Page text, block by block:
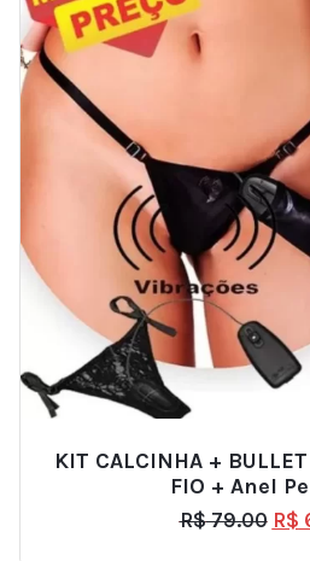
KIT CALCINHA +
FIO + Anel
R$79.00 R$